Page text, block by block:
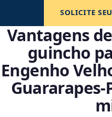
SOLICITE
Vantagens
guincho
Engenho